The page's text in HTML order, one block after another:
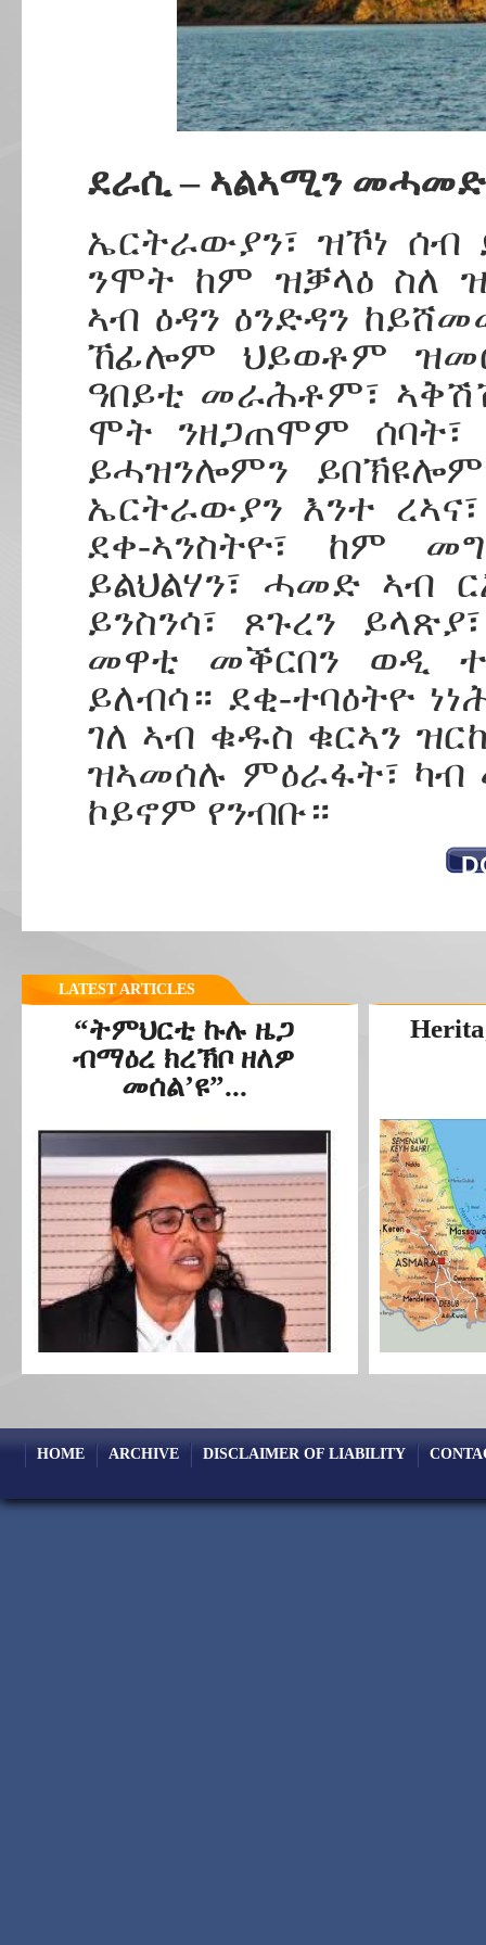
ደራሲ – ኣልኣሚን
ኤርትራውያን፣ ዝኾነ ሰብ
ንሞት ከም ዝቓላዕ ስለ
ኣብ ዕዳን ዕንድዳን
ኸፊሎም ህይወቶም
ዓበይቲ መራሕቶም፣
ሞት ንዘጋጠሞም ሰባት፣
ይሓዝንሎምን
ኤርትራውያን እንተ ረኣና፣
ደቀ-ኣንስትዮ፣ ከም
ይልህልሃን፣ ሓመድ ኣብ
ይንስንሳ፣ ጾጉረን
መዋቲ መቕርበን ወዲ
ይለብሳ። ደቂ-ተባዕትዮ
ገለ ኣብ ቁዱስ ቁርኣን
ዝኣመሰሉ ምዕራፋት፣ ካብ
ኮይኖም የንብቡ።
LATEST ARTICLES
“ትምህርቲ ኩሉ ዜጋ
ብማዕረ ክረኽቦ ዘለዎ
መሰል’ዩ”...
HOME ARCHIVE DISCLAIMER OF LIABILITY